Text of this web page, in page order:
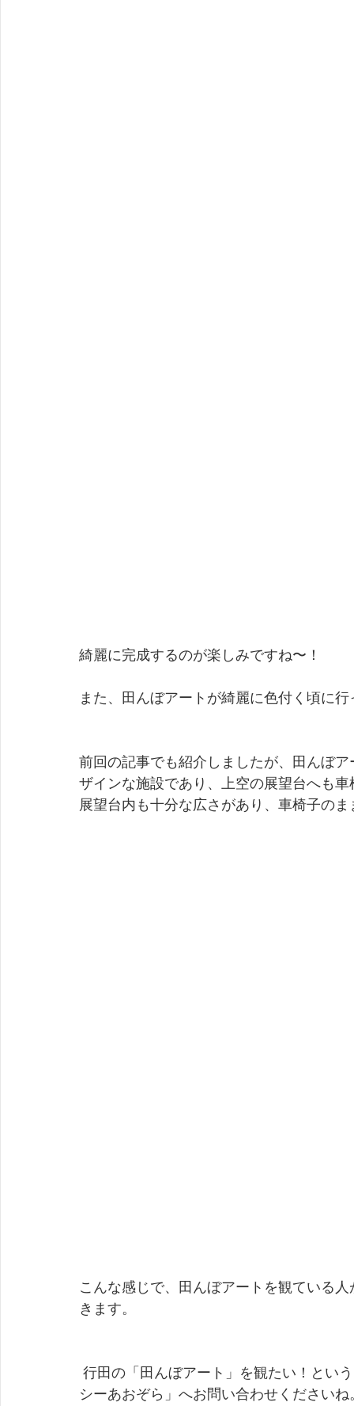
綺麗に完成するのが楽しみですね〜！
また、田んぼアートが綺麗に色付く頃に
前回の記事でも紹介しましたが、田んぼ
ザインな施設であり、上空の展望台へも
展望台内も十分な広さがあり、車椅子の
こんな感じで、田んぼアートを観ている
きます。
シーあおぞら」へお問い合わせくださいね